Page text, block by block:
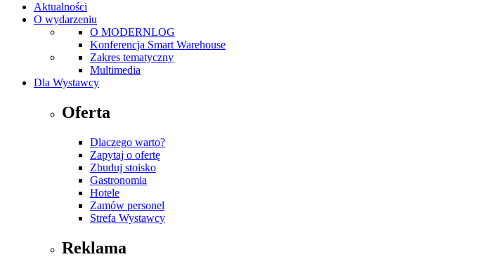
Aktualności
O wydarzeniu
O MODERNLOG
Konferencja Smart Warehouse
Zakres tematyczny
Multimedia
Dla Wystawcy
Oferta
Dlaczego warto?
Zapytaj o ofertę
Zbuduj stoisko
Gastronomia
Hotele
Zamów personel
Strefa Wystawcy
Reklama